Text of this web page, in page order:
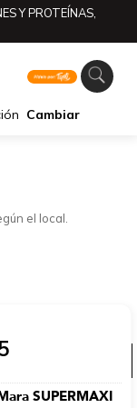
Y PROTEÍNAS,
Cambiar
el local.
SUPERMAXI